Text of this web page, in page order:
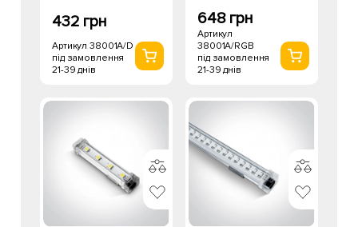
432 грн
Артикул 38001A/D
під замовлення
21-39 днів
648 грн
Артикул
38001A/RGB
під замовлення
21-39 днів